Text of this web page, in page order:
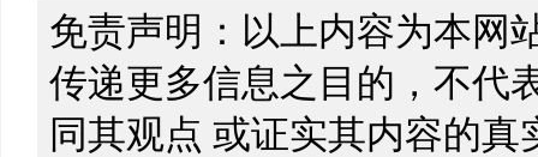
免责声明：以上内容为本网
传递更多信息之目的，不代
同其观点 或证实其内容的